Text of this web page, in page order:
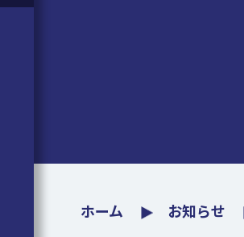
ホーム お知らせ